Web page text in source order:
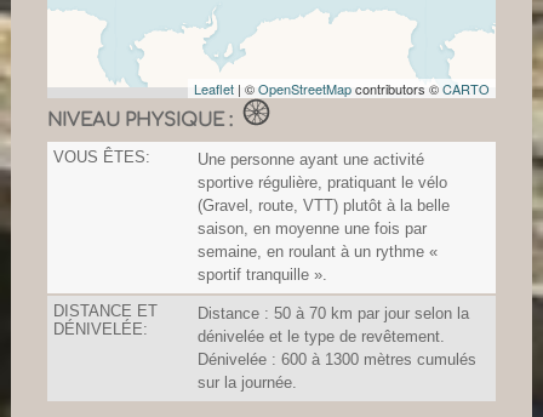
Leaflet | ©OpenStreetMapcontributors ©CARTO
NIVEAU PHYSIQUE :
VOUS ÊTES:
Une personne ayant une activité
sportive régulière, pratiquant le vélo
(Gravel, route, VTT) plutôt à la belle
saison, en moyenne une fois par
semaine, en roulant à un rythme «
sportif tranquille ».
DISTANCE ET
DÉNIVELÉE:
Distance : 50 à 70 km par jour selon la
dénivelée et le type de revêtement.
Dénivelée : 600 à 1300 mètres cumulés
sur la journée.